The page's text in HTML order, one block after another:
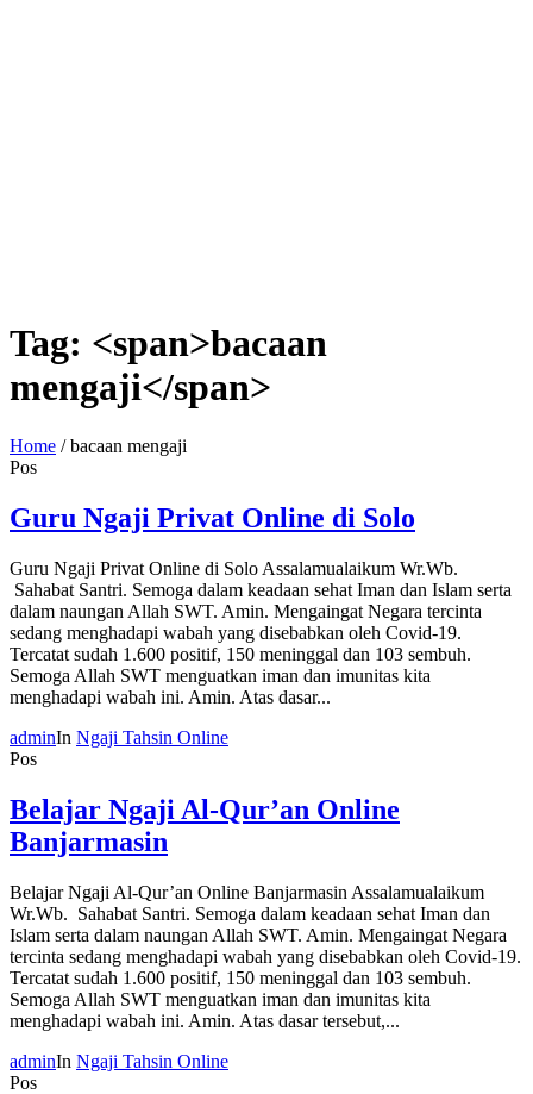
Tag: <span>bacaan
mengaji</span>
Home /bacaan mengaji
Pos
Guru Ngaji Privat Online di Solo
Guru Ngaji Privat Online di Solo Assalamualaikum Wr.Wb.
Sahabat Santri. Semoga dalam keadaan sehat Iman dan Islam serta
dalam naungan Allah SWT. Amin. Mengaingat Negara tercinta
sedang menghadapi wabah yang disebabkan oleh Covid-19.
Tercatat sudah 1.600 positif, 150 meninggal dan 103 sembuh.
Semoga Allah SWT menguatkan iman dan imunitas kita
menghadapi wabah ini. Amin. Atas dasar...
adminIn Ngaji Tahsin Online
Pos
Belajar Ngaji Al-Qur’an Online
Banjarmasin
Belajar Ngaji Al-Qur’an Online Banjarmasin Assalamualaikum
Wr.Wb. Sahabat Santri. Semoga dalam keadaan sehat Iman dan
Islam serta dalam naungan Allah SWT. Amin. Mengaingat Negara
tercinta sedang menghadapi wabah yang disebabkan oleh Covid-19.
Tercatat sudah 1.600 positif, 150 meninggal dan 103 sembuh.
Semoga Allah SWT menguatkan iman dan imunitas kita
menghadapi wabah ini. Amin. Atas dasar tersebut,...
adminIn Ngaji Tahsin Online
Pos